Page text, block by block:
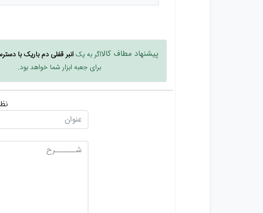
پیشنهاد مطاف کالااگر به یکانبر قفلی دم باریک با
برای جعبه ابزار شما خواهد بود.